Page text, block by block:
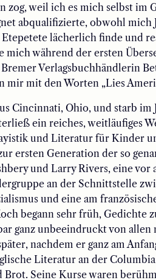
zog, weil ich es mich selbst im
abqualifizierte, obwohl mich
lächerlich finde und
während der ersten
Verlagsbuchhändlerin
mir mit den Worten „Lies
Cincinnati, Ohio, und starb im
ein reiches, weitläufiges
und Literatur für Kinder
ersten Generation der so
und Larry Rivers, eine
an der Schnittstelle
und eine am
begann sehr früh, Gedichte
ganz unbeeindruckt von allen
nachdem er ganz am
Literatur an der
Brot. Seine Kurse waren